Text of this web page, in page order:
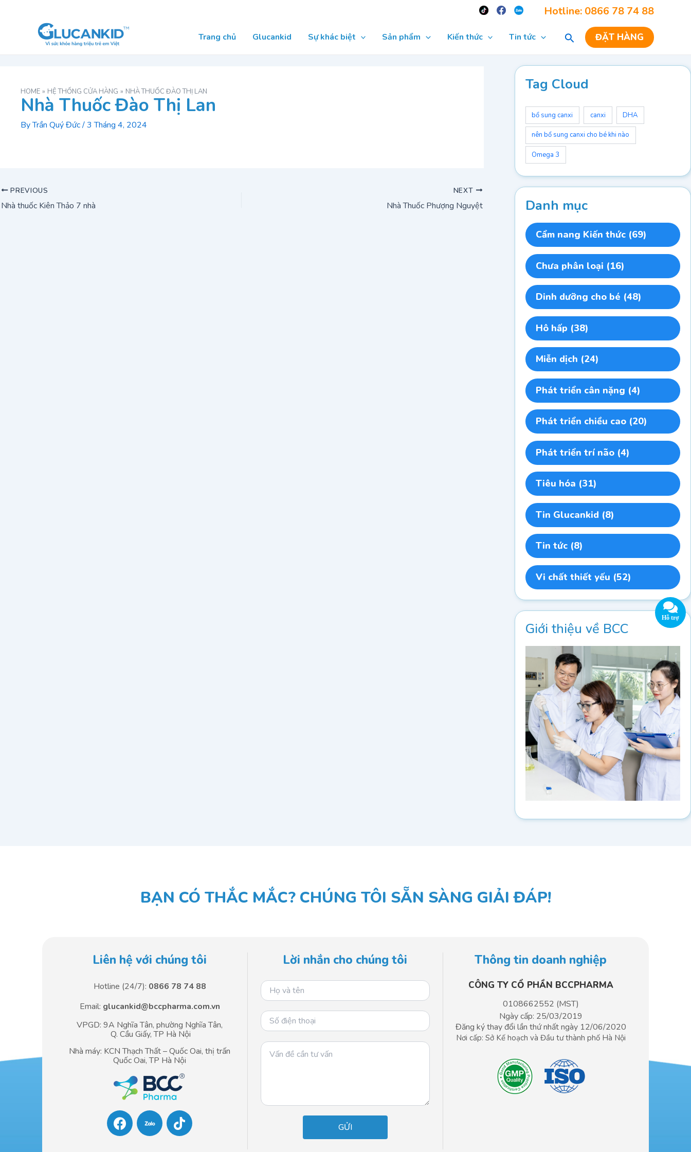
Hotline: 0866 78 74 88
Trang chủ Glucankid Sự khác biệt Sản phẩm Kiến thức Tin tức ĐẶT HÀNG
HOME HỆ THỐNG CỬA HÀNG NHÀ THUỐC ĐÀO THỊ LAN
Nhà Thuốc Đào Thị Lan
ByTrần Quý Đức/3 Tháng 4, 2024
PREVIOUS
Nhà thuốc Kiên Thảo 7 nhà
NEXT
Nhà Thuốc Phượng Nguyệt
Tag Cloud
bổ sung canxi canxi DHA
nên bổ sung canxi cho bé khi nào
Omega 3
Danh mục
Cẩm nang Kiến thức(69)
Chưa phân loại (16)
Dinh dưỡng cho bé (48)
Hô hấp (38)
Miễn dịch (24)
Phát triển cân nặng (4)
Phát triển chiều cao(20)
Phát triển trí não(4)
Tiêu hóa (31)
Tin Glucankid (8)
Tin tức(8)
Vi chất thiết yếu (52)
Giới thiệu về BCC
BẠN CÓ THẮC MẮC? CHÚNG TÔI SẴN SÀNG GIẢI ĐÁP!
Liên hệ với chúng tôi
Hotline (24/7): 0866 78 74 88
Email: glucankid@bccpharma.com.vn
VPGD: 9A Nghĩa Tân, phường Nghĩa Tân,
Q. Cầu Giấy, TP Hà Nội
Nhà máy: KCN Thạch Thất – Quốc Oai, thị trấn
Quốc Oai, TP Hà Nội
F
a
c
T
i
k
Lời nhắn cho chúng tôi Thông tin doanh nghiệp
CÔNG TY CỔ PHẦN BCCPHARMA​
0108662552 (MST)
Ngày cấp: 25/03/2019
Đăng ký thay đổi lần thứ nhất ngày 12/06/2020
Nơi cấp: Sở Kế hoạch và Đầu tưthành phố Hà Nội